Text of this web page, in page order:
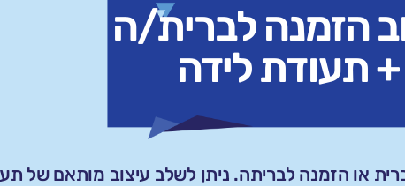
הזמנה לברית/ה
+ תעודת לידה
או הזמנה לבריתה. ניתן לשלב עיצוב מותאם של